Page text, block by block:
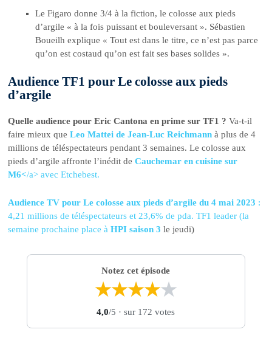
Le Figaro donne 3/4 à la fiction, le colosse aux pieds
d’argile « à la fois puissant et bouleversant ». Sébastien
Boueilh explique « Tout est dans le titre, ce n’est pas parce
qu’on est costaud qu’on est fait ses bases solides ».
Audience TF1 pour Le colosse aux pieds
d’argile
Quelle audience pour Eric Cantona en prime sur TF1 ? Va-t-il
faire mieux queLeo Mattei de Jean-Luc Reichmann à plus de 4
millions de téléspectateurs pendant 3 semaines. Le colosse aux
pieds d’argile affronte l’inédit de Cauchemar en cuisine sur
M6</a> avec Etchebest.
Audience TV pour Le colosse aux pieds d’argile du 4 mai 2023 :
4,21 millions de téléspectateurs et 23,6% de pda. TF1 leader (la
semaine prochaine place àHPI saison 3 le jeudi)
Notez cet épisode
★★★★★
4,0/5 · sur 172 votes